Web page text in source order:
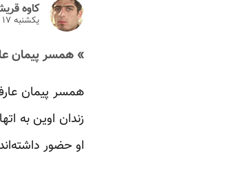
کاوه
یکشنبه ۱۷ مهر ۱۳۹۰
» همسر پیمان
زندان اوین به
او حضور